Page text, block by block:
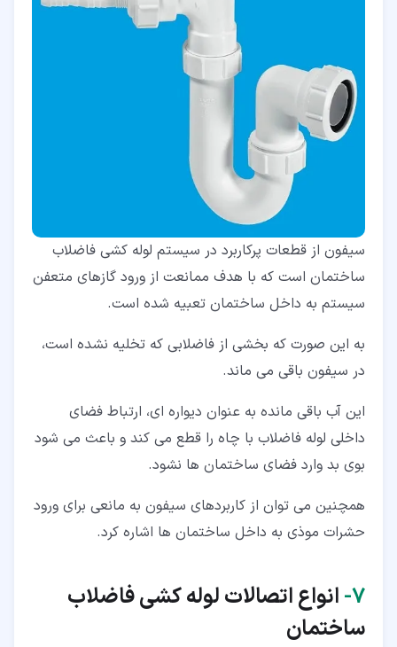
سیفون از قطعات پرکاربرد در سیستم لوله کشی فاضلاب
ساختمان است که با هدف ممانعت از ورود گازهای متعفن
سیستم به داخل ساختمان تعبیه شده است.
به این صورت که بخشی از فاضلابی که تخلیه نشده است،
در سیفون باقی می ماند.
این آب باقی مانده به عنوان دیواره ای، ارتباط فضای
داخلی لوله فاضلاب با چاه را قطع می کند و باعث می شود
بوی بد وارد فضای ساختمان ها نشود.
همچنین می توان از کاربردهای سیفون به مانعی برای ورود
حشرات موذی به داخل ساختمان ها اشاره کرد.
۷‏- انواع اتصالات لوله کشی فاضلاب
ساختمان